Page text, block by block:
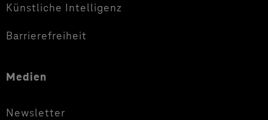
Künstliche Intelligenz
Barrierefreiheit
Medien
Newsletter